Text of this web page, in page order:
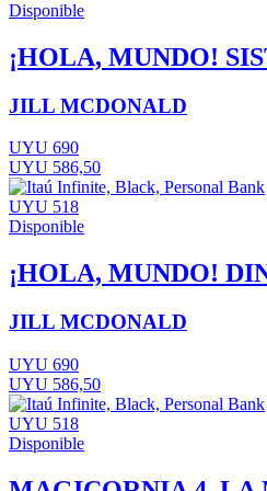
Disponible
¡HOLA, MUNDO!
JILL MCDONALD
UYU 690
UYU 586,50
UYU 518
Disponible
¡HOLA, MUNDO!
JILL MCDONALD
UYU 690
UYU 586,50
UYU 518
Disponible